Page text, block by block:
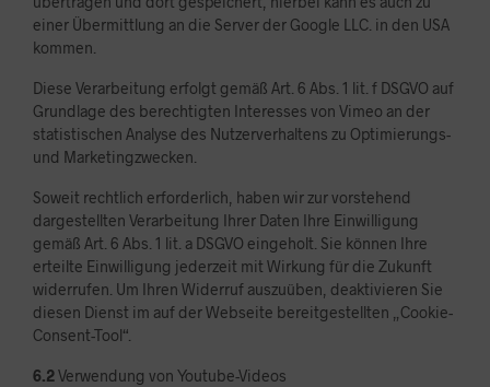
einer Übermittlung an die Server der Google LLC. in den USA
kommen.
Diese Verarbeitung erfolgt gemäß Art. 6 Abs. 1 lit. f DSGVO auf
Grundlage des berechtigten Interesses von Vimeo an der
statistischen Analyse des Nutzerverhaltens zu Optimierungs-
und Marketingzwecken.
Soweit rechtlich erforderlich, haben wir zur vorstehend
dargestellten Verarbeitung Ihrer Daten Ihre Einwilligung
gemäß Art. 6 Abs. 1 lit. a DSGVO eingeholt. Sie können Ihre
erteilte Einwilligung jederzeit mit Wirkung für die Zukunft
widerrufen. Um Ihren Widerruf auszuüben, deaktivieren Sie
diesen Dienst im auf der Webseite bereitgestellten „Cookie-
Consent-Tool“.
6.2Verwendung von Youtube-Videos